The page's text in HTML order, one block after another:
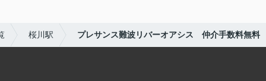
桜川駅 プレサンス難波リバーオアシス 仲介手数料無料